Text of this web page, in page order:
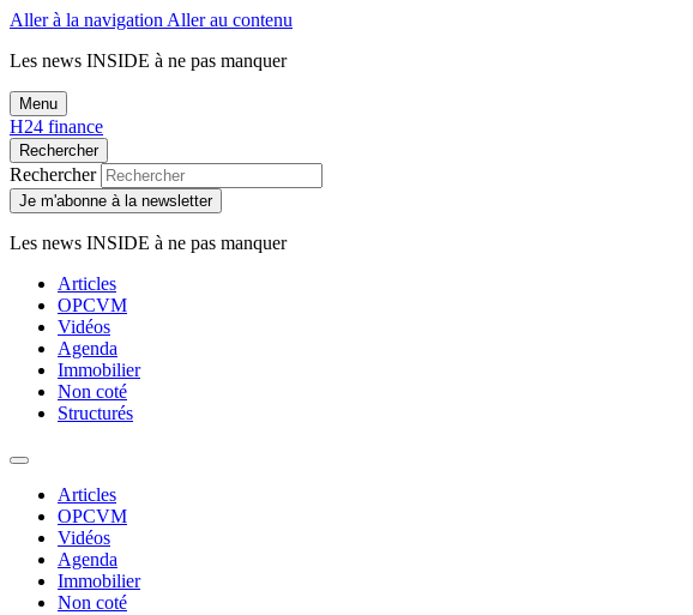
Aller à la navigation Aller au contenu
Les news INSIDE à ne pas manquer
Menu
H24 finance
Rechercher
Rechercher
Je m'abonne à la newsletter
Les news INSIDE à ne pas manquer
Articles
OPCVM
Vidéos
Agenda
Immobilier
Non coté
Structurés
Articles
OPCVM
Vidéos
Agenda
Immobilier
Non coté